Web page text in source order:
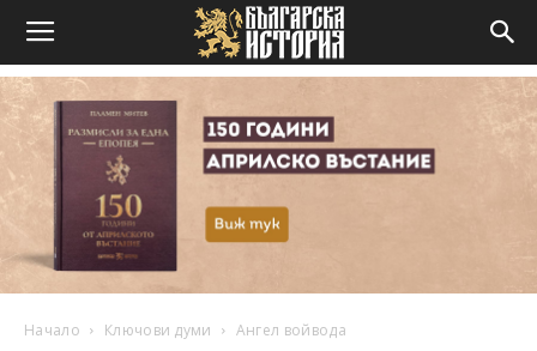
Начало Ключови думи Ангел войвода